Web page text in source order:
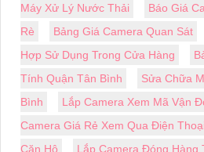
Máy Xử Lý Nước Thải
Báo Giá
Rè
Bảng Giá Camera Quan Sát
Hợp Sử Dụng Trong Cửa Hàng
Tính Quận Tân Bình
Sửa Chữa
Bình
Lắp Camera Xem Mã Vận
Camera Giá Rẻ Xem Qua Điện Thoại
Căn Hộ
Lắp Camera Đóng Hàng